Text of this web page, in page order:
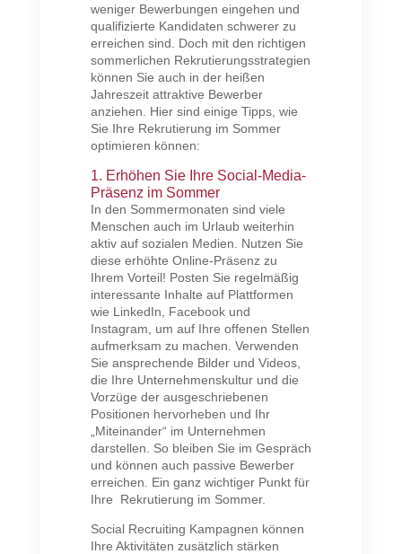
weniger Bewerbungen eingehen und
qualifizierte Kandidaten schwerer zu
erreichen sind. Doch mit den richtigen
sommerlichen Rekrutierungsstrategien
können Sie auch in der heißen
Jahreszeit attraktive Bewerber
anziehen. Hier sind einige Tipps, wie
Sie Ihre Rekrutierung im Sommer
optimieren können:
1. Erhöhen Sie Ihre Social-Media-
Präsenz im Sommer
In den Sommermonaten sind viele
Menschen auch im Urlaub weiterhin
aktiv auf sozialen Medien. Nutzen Sie
diese erhöhte Online-Präsenz zu
Ihrem Vorteil! Posten Sie regelmäßig
interessante Inhalte auf Plattformen
wie LinkedIn, Facebook und
Instagram, um auf Ihre offenen Stellen
aufmerksam zu machen. Verwenden
Sie ansprechende Bilder und Videos,
die Ihre Unternehmenskultur und die
Vorzüge der ausgeschriebenen
Positionen hervorheben und Ihr
„Miteinander“ im Unternehmen
darstellen. So bleiben Sie im Gespräch
und können auch passive Bewerber
erreichen. Ein ganz wichtiger Punkt für
Ihre Rekrutierung im Sommer.
Social Recruiting Kampagnen können
Ihre Aktivitäten zusätzlich stärken